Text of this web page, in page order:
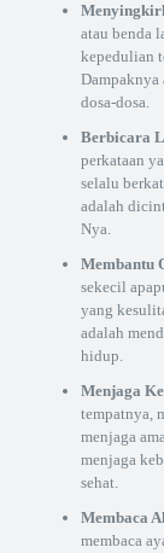
atau benda
kepedulian
Dampaknya
dosa-dosa.
Berbicara
perkataan
selalu
adalah
Nya.
Membantu
sekecil
yang
adalah
hidup.
Menjaga
tempatnya,
menjaga
menjaga
sehat.
Membaca
membaca